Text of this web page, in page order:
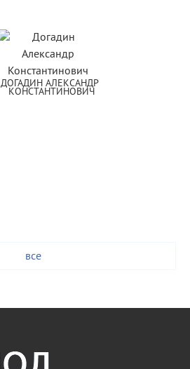
ДОГАДИН АЛЕКСАНДР
КОНСТАНТИНОВИЧ
все